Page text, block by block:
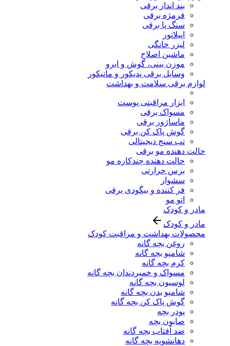
بند انداز برقی
فرمژه برقی
سنگ پا برقی
اپیلاتور
لیزر خانگی
ماشین اصلاح
موزن بینی، گوش و ابرو
وسایل برقی پدیکور و مانیکور
لوازم برقی سلامت و بهداشت
ابزار مراقبتی پوست
مسواک برقی
ماساژور برقی
گوش پاک کن برقی
تب سنج دیجیتالی
حالت دهنده مو برقی
حالت دهنده چندکاره مو
برس حرارتی
سشوار
فر کننده و بیگودی برقی
اتو مو
مادر و کودک
مادر و کودک
محصولات بهداشت و مراقبت کودک
روغن بچه گانه
شامپو بچه گانه
کرم بچه گانه
مسواک و خمیردندان بچه گانه
لوسیون بچه گانه
شامپو بدن بچه گانه
گوش پاک کن بچه گانه
پودر بچه
صابون بچه
ضد آفتاب بچه گانه
دهانشویه بچه گانه